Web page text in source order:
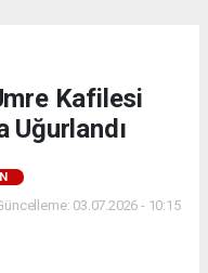
Kafilesi
Uğurlandı
03.07.2026 - 10:15